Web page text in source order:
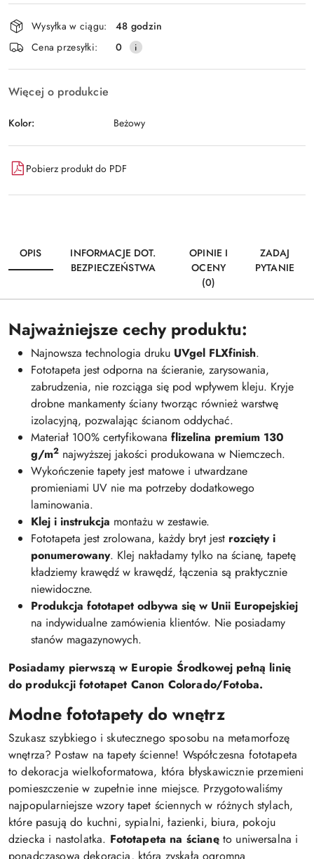
Wyślij
Dostępność
i
dostawa
Wysyłka w ciągu:
48 godzin
Cena przesyłki:
0
Więcej o produkcie
Kolor: Beżowy
Pobierz produkt do PDF
OPIS
INFORMACJE DOT.
BEZPIECZEŃSTWA
OPINIE I
OCENY
(0)
ZADAJ
PYTANIE
Najważniejsze cechy produktu:
Najnowsza technologia druku UVgel FLXfinish.
Fototapeta jest odporna na ścieranie, zarysowania,
zabrudzenia, nie rozciąga się pod wpływem kleju. Kryje
drobne mankamenty ściany tworząc również warstwę
izolacyjną, pozwalając ścianom oddychać.
Materiał 100% certyfikowana flizelina premium 130
g/m2 najwyższej jakości produkowana w Niemczech.
Wykończenie tapety jest matowe i utwardzane
promieniami UV nie ma potrzeby dodatkowego
laminowania.
Klej i instrukcja montażu w zestawie.
Fototapeta jest zrolowana, każdy bryt jest rozcięty i
ponumerowany. Klej nakładamy tylko na ścianę, tapetę
kładziemy krawędź w krawędź, łączenia są praktycznie
niewidoczne.
Produkcja fototapet odbywa się w Unii Europejskiej
na indywidualne zamówienia klientów. Nie posiadamy
stanów magazynowych.
Posiadamy pierwszą w Europie Środkowej pełną linię
do produkcji fototapet Canon Colorado/Fotoba.
Modne fototapety do wnętrz
Szukasz szybkiego i skutecznego sposobu na metamorfozę
wnętrza? Postaw na tapety ścienne! Współczesna fototapeta
to dekoracja wielkoformatowa, która błyskawicznie przemieni
pomieszczenie w zupełnie inne miejsce. Przygotowaliśmy
najpopularniejsze wzory tapet ściennych w różnych stylach,
które pasują do kuchni, sypialni, łazienki, biura, pokoju
dziecka i nastolatka. Fototapeta na ścianęto uniwersalna i